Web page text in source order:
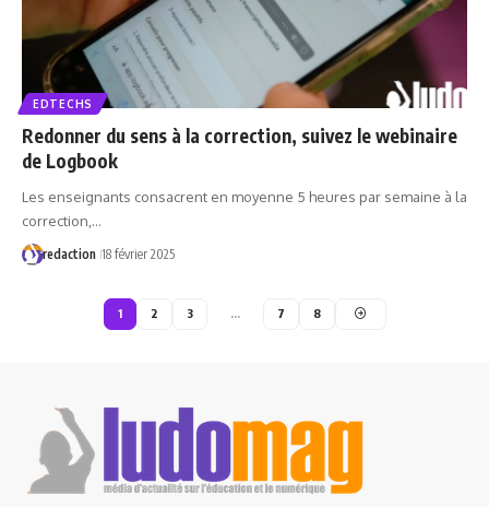
EDTECHS
Redonner du sens à la correction, suivez le webinaire
de Logbook
Les enseignants consacrent en moyenne 5 heures par semaine à la
correction,…
redaction 18 février 2025
1 2 3 … 7 8